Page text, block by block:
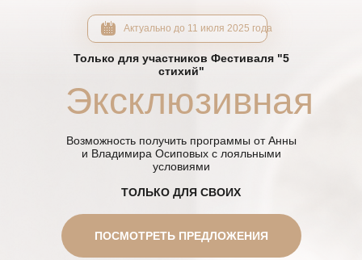
Возможность получить программы от Анны
и Владимира Осиповых с лояльными
условиями
ТОЛЬКО ДЛЯ СВОИХ
Эксклюзивная
Актуально до 11 июля 2025 года
Только для участников Фестиваля "5
стихий"
ПОСМОТРЕТЬ ПРЕДЛОЖЕНИЯ